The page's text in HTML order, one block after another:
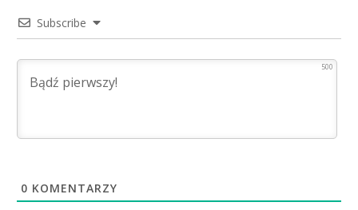
Subscribe
500
0 KOMENTARZY